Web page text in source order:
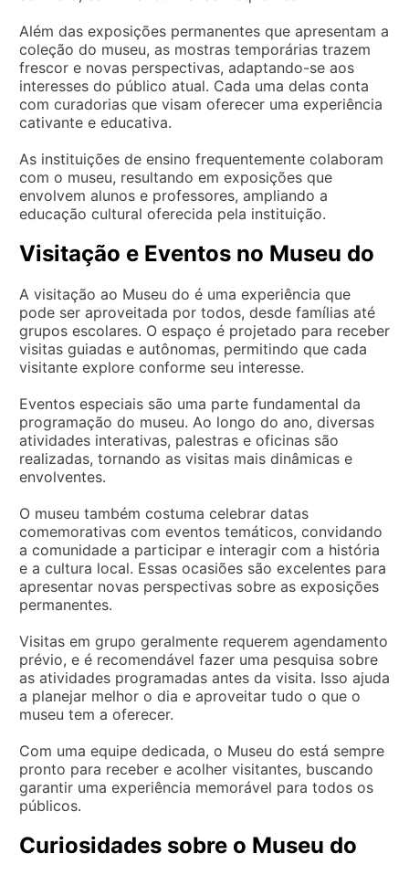
Além das exposições permanentes que apresentam a
coleção do museu, as mostras temporárias trazem
frescor e novas perspectivas, adaptando-se aos
interesses do público atual. Cada uma delas conta
com curadorias que visam oferecer uma experiência
cativante e educativa.
As instituições de ensino frequentemente colaboram
com o museu, resultando em exposições que
envolvem alunos e professores, ampliando a
educação cultural oferecida pela instituição.
Visitação e Eventos no Museu do
A visitação ao Museu do é uma experiência que
pode ser aproveitada por todos, desde famílias até
grupos escolares. O espaço é projetado para receber
visitas guiadas e autônomas, permitindo que cada
visitante explore conforme seu interesse.
Eventos especiais são uma parte fundamental da
programação do museu. Ao longo do ano, diversas
atividades interativas, palestras e oficinas são
realizadas, tornando as visitas mais dinâmicas e
envolventes.
O museu também costuma celebrar datas
comemorativas com eventos temáticos, convidando
a comunidade a participar e interagir com a história
e a cultura local. Essas ocasiões são excelentes para
apresentar novas perspectivas sobre as exposições
permanentes.
Visitas em grupo geralmente requerem agendamento
prévio, e é recomendável fazer uma pesquisa sobre
as atividades programadas antes da visita. Isso ajuda
a planejar melhor o dia e aproveitar tudo o que o
museu tem a oferecer.
Com uma equipe dedicada, o Museu do está sempre
pronto para receber e acolher visitantes, buscando
garantir uma experiência memorável para todos os
públicos.
Curiosidades sobre o Museu do